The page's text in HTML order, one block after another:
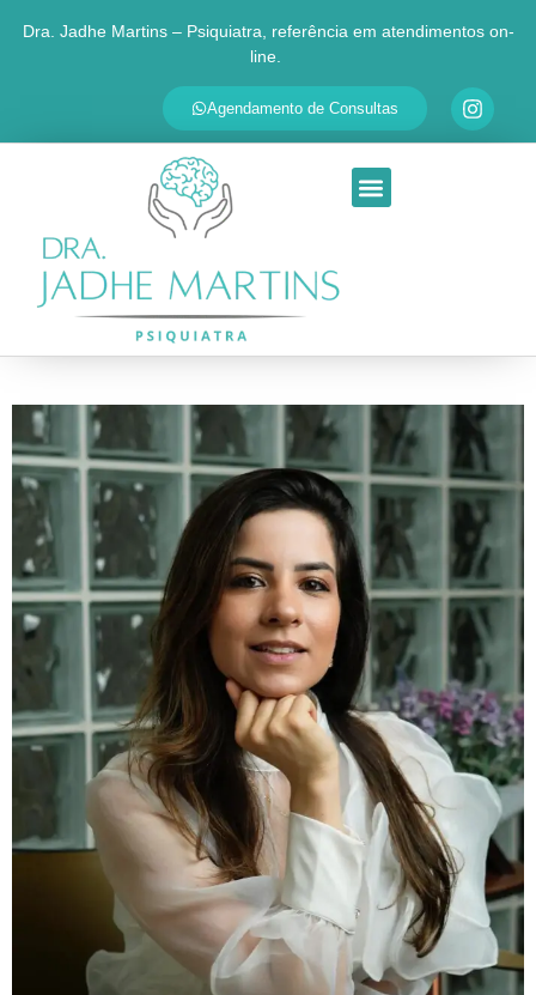
Agende sua consulta
Respondemos em até 30 minutos
QUAL É O SEU PRINCIPAL MOTIVO?
Ansiedade Depressão
Ao continuar, você será redirecionado ao WhatsApp da Dra.
Jadhe. Seus dados são usados apenas para personalizar o
atendimento.
Ir para o WhatsApp
Dra. Jadhe Martins – Psiquiatra, referência em atendimentos on-
line.
Agendamento de Consultas